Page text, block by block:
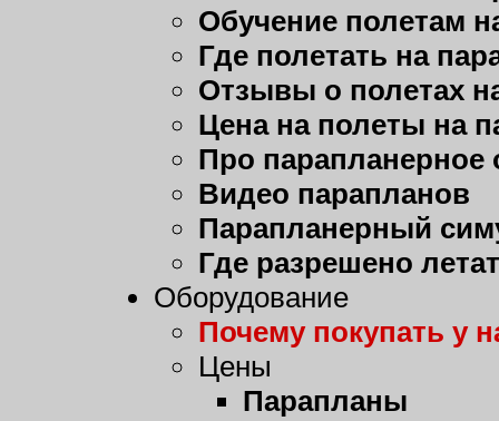
Обучение полетам
Где полетать на
Отзывы о полетах
Цена на полеты на
Про парапланерное
Видео парапланов
Парапланерный
Где разрешено
Оборудование
Почему покупать у
Цены
Парапланы